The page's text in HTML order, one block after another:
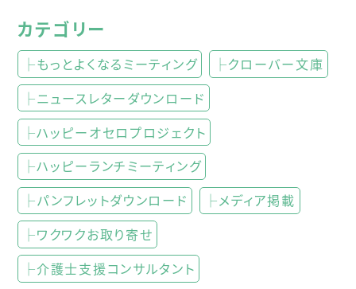
カテゴリー
├もっとよくなるミーティング
├クローバー文庫
├ニュースレターダウンロード
├ハッピーオセロプロジェクト
├ハッピーランチミーティング
├パンフレットダウンロード
├メディア掲載
├ワクワクお取り寄せ
├介護士支援コンサルタント